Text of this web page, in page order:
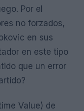
Por el
no forzados,
en sus
en este tipo
que un error
Value) de